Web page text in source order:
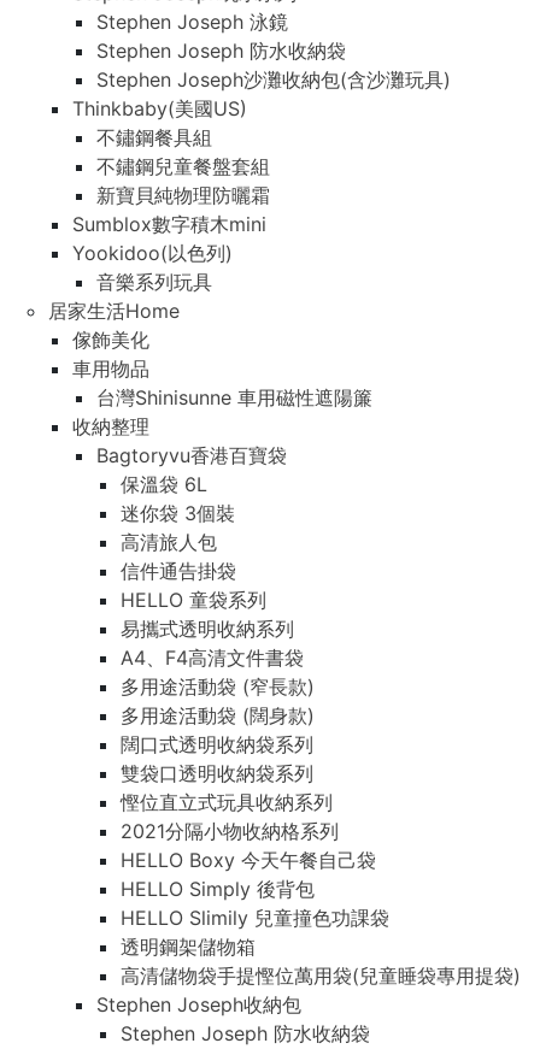
Stephen Joseph 泳鏡
Stephen Joseph 防水收納袋
Stephen Joseph沙灘收納包(含沙灘玩具)
Thinkbaby(美國US)
不鏽鋼餐具組
不鏽鋼兒童餐盤套組
新寶貝純物理防曬霜
Sumblox數字積木mini
Yookidoo(以色列)
音樂系列玩具
居家生活Home
傢飾美化
車用物品
台灣Shinisunne 車用磁性遮陽簾
收納整理
Bagtoryvu香港百寶袋
保溫袋 6L
迷你袋 3個裝
高清旅人包
信件通告掛袋
HELLO 童袋系列
易攜式透明收納系列
A4、F4高清文件書袋
多用途活動袋 (窄長款)
多用途活動袋 (闊身款)
闊口式透明收納袋系列
雙袋口透明收納袋系列
慳位直立式玩具收納系列
2021分隔小物收納格系列
HELLO Boxy 今天午餐自己袋
HELLO Simply 後背包
HELLO Slimily 兒童撞色功課袋
透明鋼架儲物箱
高清儲物袋手提慳位萬用袋(兒童睡袋專用提袋)
Stephen Joseph收納包
Stephen Joseph 防水收納袋